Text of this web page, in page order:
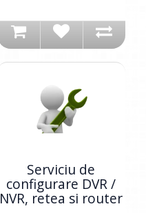
Serviciu de
configurare DVR /
NVR, retea si router